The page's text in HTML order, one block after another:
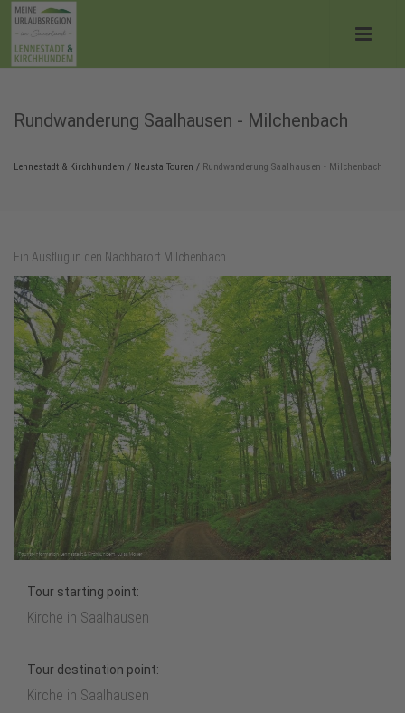
Rundwanderung Saalhausen - Milchenbach
Lennestadt & Kirchhundem / Neusta Touren / Rundwanderung Saalhausen - Milchenbach
Ein Ausflug in den Nachbarort Milchenbach
Tour starting point:
Kirche in Saalhausen
Tour destination point:
Kirche in Saalhausen